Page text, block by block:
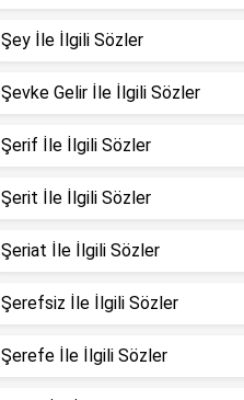
Şey İle İlgili Sözler
Şevke Gelir İle İlgili Sözler
Şerif İle İlgili Sözler
Şerit İle İlgili Sözler
Şeriat İle İlgili Sözler
Şerefsiz İle İlgili Sözler
Şerefe İle İlgili Sözler